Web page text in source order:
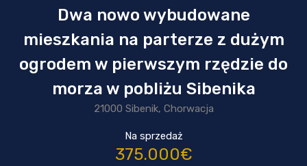
Dwa nowo wybudowane
mieszkania na parterze z dużym
ogrodem w pierwszym rzędzie do
morza w pobliżu Sibenika
21000 Sibenik, Chorwacja
Na sprzedaż
375.000€